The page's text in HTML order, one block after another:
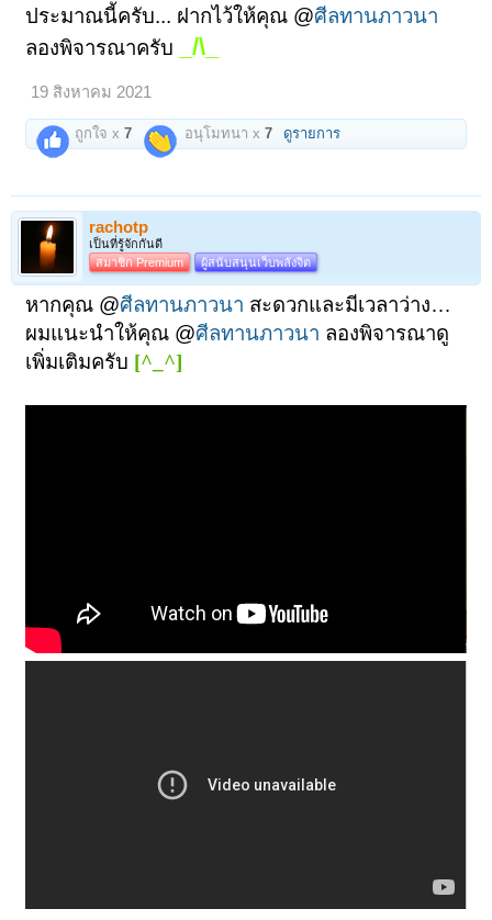
ประมาณนี้ครับ... ฝากไว้ให้คุณ @ศีลทานภาวนา
ลองพิจารณาครับ
_/\_
19 สิงหาคม 2021
ถูกใจ x7 อนุโมทนา x7 ดูรายการ
rachotp
เป็นที่รู้จักกันดี
สมาชิก Premium
ผู้สนับสนุนเว็บพลังจิต
หากคุณ @ศีลทานภาวนา สะดวกและมีเวลาว่าง…
ผมแนะนำให้คุณ @ศีลทานภาวนา ลองพิจารณาดู
เพิ่มเติมครับ [^_^]